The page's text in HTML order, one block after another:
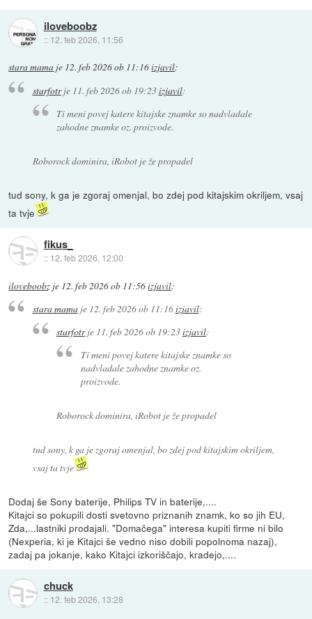
iloveboobz
:: 12. feb 2026, 11:56
stara mama je 12. feb 2026 ob 11:16izjavil:
starfotrje 11. feb 2026 ob 19:23izjavil:
Ti meni povej katere kitajske znamke so nadvladale
zahodne znamke oz. proizvode.
Roborock dominira, iRobot je že propadel
tud sony, k ga je zgoraj omenjal, bo zdej pod kitajskim okriljem, vsaj
ta tvje
fikus_
:: 12. feb 2026, 12:00
iloveboobz je 12. feb 2026 ob 11:56izjavil:
stara mamaje 12. feb 2026 ob 11:16izjavil:
starfotrje 11. feb 2026 ob 19:23izjavil:
Ti meni povej katere kitajske znamke so
nadvladale zahodne znamke oz.
proizvode.
Roborock dominira, iRobot je že propadel
tud sony, k ga je zgoraj omenjal, bo zdej pod kitajskim okriljem,
vsaj ta tvje
Dodaj še Sony baterije, Philips TV in baterije,....
Kitajci so pokupili dosti svetovno priznanih znamk, ko so jih EU,
Zda,...lastniki prodajali. "Domačega" interesa kupiti firme ni bilo
(Nexperia, ki je Kitajci še vedno niso dobili popolnoma nazaj),
zadaj pa jokanje, kako Kitajci izkoriščajo, kradejo,....
chuck
:: 12. feb 2026, 13:28